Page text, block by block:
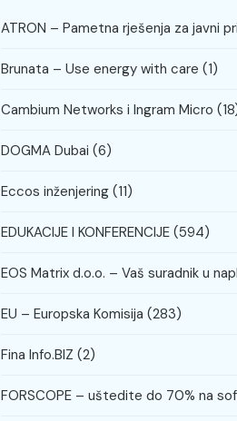
ATRON – Pametna rješenja za javni
Brunata – Use energy with care (1)
Cambium Networks i Ingram Micro
DOGMA Dubai (6)
Eccos inženjering (11)
EDUKACIJE I KONFERENCIJE (594)
EOS Matrix d.o.o. – Vaš suradnik u
EU – Europska Komisija (283)
Fina Info.BIZ (2)
FORSCOPE – uštedite do 70% na